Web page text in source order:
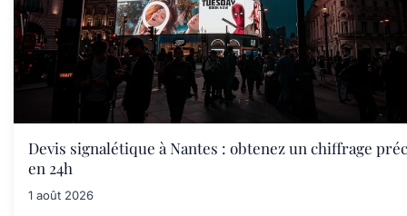
Devis signalétique à Nantes : obtenez un chiffrage
en 24h
1 août 2026